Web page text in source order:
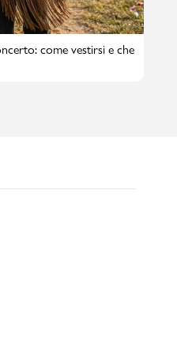
come vestirsi e che